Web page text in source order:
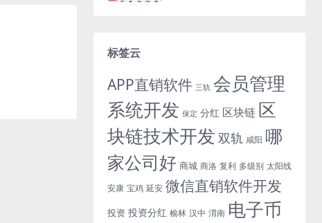
标签云
APP直销软件 三轨 会员管理
系统开发 保定 分红 区块链 区
块链技术开发 双轨 咸阳 哪
家公司好 商城 商洛 复利 多级别 太阳线
安康 宝鸡 延安 微信直销软件开发
投资 投资分红 榆林 汉中 渭南 电子币